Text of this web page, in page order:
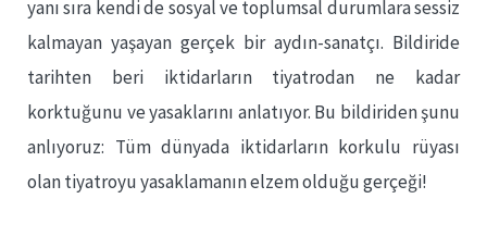
yanı sıra kendi de sosyal ve toplumsal durumlara sessiz
kalmayan yaşayan gerçek bir aydın-sanatçı. Bildiride
tarihten beri iktidarların tiyatrodan ne kadar
korktuğunu ve yasaklarını anlatıyor. Bu bildiriden şunu
anlıyoruz: Tüm dünyada iktidarların korkulu rüyası
olan tiyatroyu yasaklamanın elzem olduğu gerçeği!